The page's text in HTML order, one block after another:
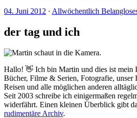
04. Juni 2012 · Allwöchentlich
der tag und ich
Hallo! 👋 Ich bin Martin und dies ist mein
Bücher, Filme & Serien, Fotografie, unser
Reisen und alle möglichen anderen
Seit 2003 schreibe ich einigermaßen
widerfährt. Einen kleinen Überblick gibt
rudimentäre Archiv.